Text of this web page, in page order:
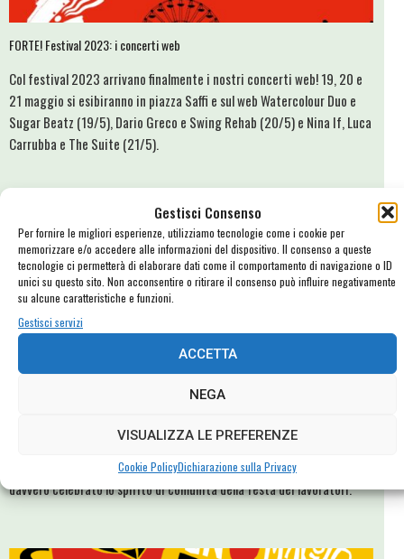
Gestisci Consenso
Per fornire le migliori esperienze, utilizziamo tecnologie come i cookie per
memorizzare e/o accedere alle informazioni del dispositivo. Il consenso a queste
tecnologie ci permetterà di elaborare dati come il comportamento di navigazione o ID
unici su questo sito. Non acconsentire o ritirare il consenso può influire negativamente
su alcune caratteristiche e funzioni.
Gestisci servizi
ACCETTA
NEGA
VISUALIZZA LE PREFERENZE
Cookie PolicyDichiarazione sulla Privacy
FORTE! Festival 2023: i concerti web
Col festival 2023 arrivano finalmente i nostri concerti web! 19, 20 e
21 maggio si esibiranno in piazza Saffi e sul web Watercolour Duo e
Sugar Beatz (19/5), Dario Greco e Swing Rehab (20/5) e Nina If, Luca
Carrubba e The Suite (21/5).
UNOMAGGIO: un pomeriggio di musica e buone vibrazioni, che ha
davvero celebrato lo spirito di comunità della festa dei lavoratori.